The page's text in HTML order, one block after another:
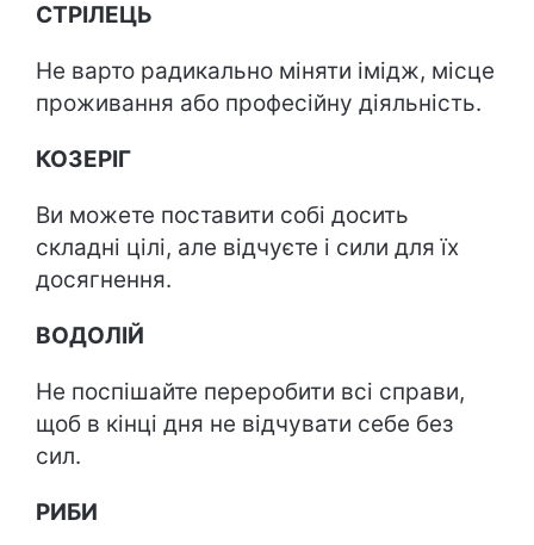
СТРІЛЕЦЬ
Не варто радикально міняти імідж, місце
проживання або професійну діяльність.
КОЗЕРІГ
Ви можете поставити собі досить
складні цілі, але відчуєте і сили для їх
досягнення.
ВОДОЛІЙ
Не поспішайте переробити всі справи,
щоб в кінці дня не відчувати себе без
сил.
РИБИ